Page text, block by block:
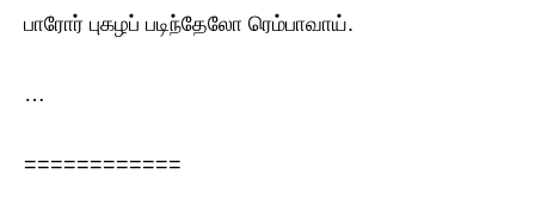
பாரோர் புகழப் படிந்தேலோ ரெம்பாவாய்.
… ‍‍‍‍‍‍‍‍‍‍‍‍
============